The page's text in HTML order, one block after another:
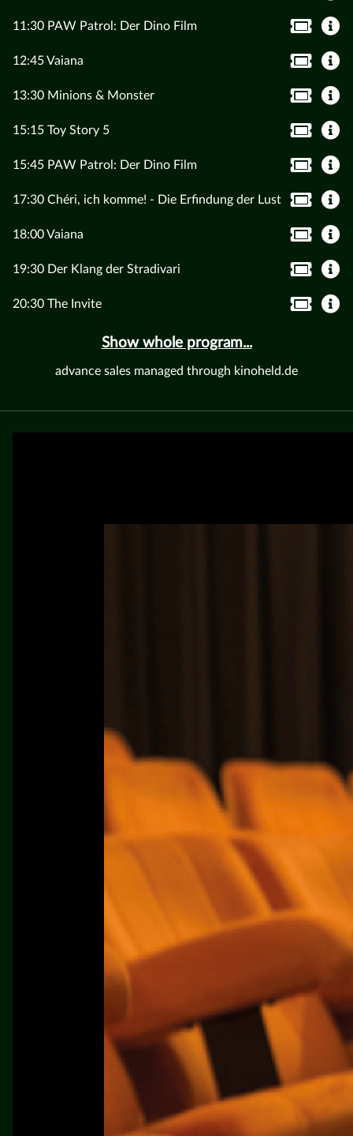
11:30 PAW Patrol: Der Dino Film
12:45 Vaiana
13:30 Minions & Monster
15:15 Toy Story 5
15:45 PAW Patrol: Der Dino Film
17:30 Chéri, ich komme! - Die Erfindung der Lust
18:00 Vaiana
19:30 Der Klang der Stradivari
20:30 The Invite
Show whole program...
advance sales managed through kinoheld.de